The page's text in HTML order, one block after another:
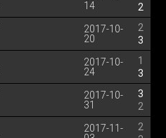
14
2
2017-10-
20
2
3
2017-10-
24
1
3
2017-10-
31
3
2
2017-11-
2